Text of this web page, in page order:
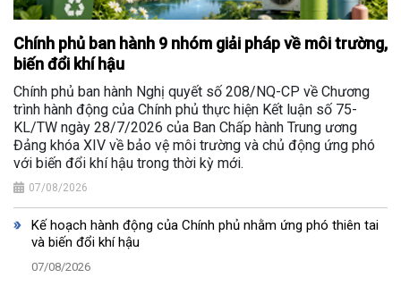
Chính phủ ban hành 9 nhóm giải pháp về môi trường,
biến đổi khí hậu
Chính phủ ban hành Nghị quyết số 208/NQ-CP về Chương
trình hành động của Chính phủ thực hiện Kết luận số 75-
KL/TW ngày 28/7/2026 của Ban Chấp hành Trung ương
Đảng khóa XIV về bảo vệ môi trường và chủ động ứng phó
với biến đổi khí hậu trong thời kỳ mới.
07/08/2026
Kế hoạch hành động của Chính phủ nhằm ứng phó thiên tai
và biến đổi khí hậu
07/08/2026